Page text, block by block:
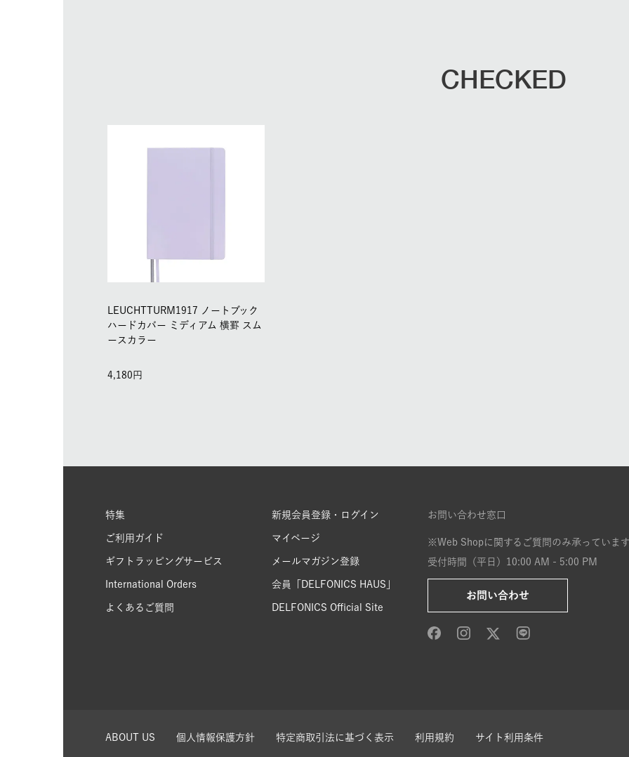
CHECKED
LEUCHTTURM1917 ノートブック
ハードカバー ミディアム 横罫 スム
ースカラー
4,180
特集
ご利用ガイド
ギフトラッピングサービス
International Orders
よくあるご質問
新規会員登録・ログイン
マイページ
メールマガジン登録
会員「DELFONICS HAUS」
DELFONICS Official Site
お問い合わせ窓口
※Web Shopに関するご質問のみ承っています
受付時間（平日）10:00 AM - 5:00 PM
お問い合わせ
ABOUT US 個人情報保護方針 特定商取引法に基づく表示 利用規約 サイト利用条件